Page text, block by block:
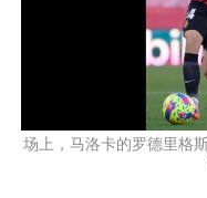
场上，马洛卡的罗德里格